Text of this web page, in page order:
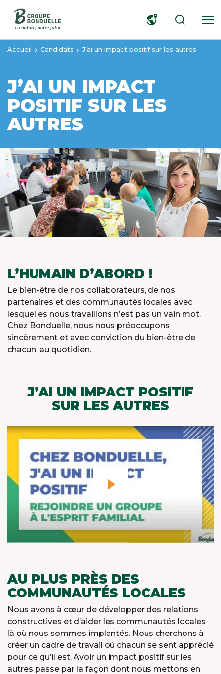
Accueil Candidats J’ai un impact positif sur les autres
J’AI UN IMPACT
POSITIF SUR LES
AUTRES
L’HUMAIN D’ABORD !
Le bien-être de nos collaborateurs, de nos
partenaires et des communautés locales avec
lesquelles nous travaillons n’est pas un vain mot.
Chez Bonduelle, nous nous préoccupons
sincèrement et avec conviction du bien-être de
chacun, au quotidien.
J’AI UN IMPACT POSITIF
SUR LES AUTRES
AU PLUS PRÈS DES
COMMUNAUTÉS LOCALES
Nous avons à cœur de développer des relations
constructives et d’aider les communautés locales
là où nous sommes implantés. Nous cherchons à
créer un cadre de travail où chacun se sent apprécié
pour ce qu’il est. Avoir un impact positif sur les
autres passe par la façon dont nous mettons en